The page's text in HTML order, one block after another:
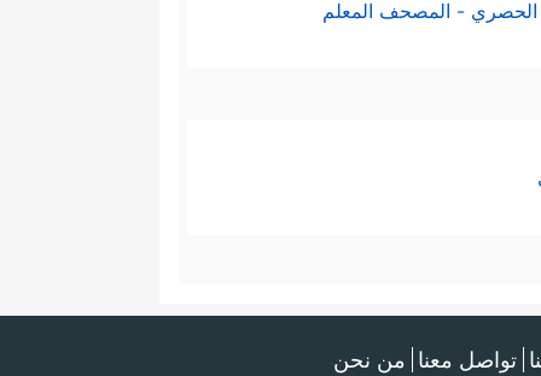
الحصري - المصحف المعلم
تواصل معنا من نحن